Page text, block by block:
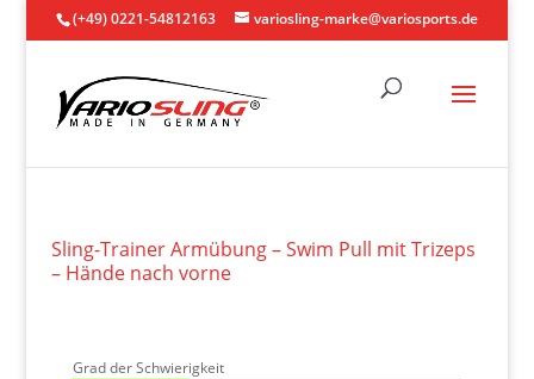
(+49) 0221-54812163 variosling-marke@variosports.de
Sling-Trainer Armübung – Swim Pull mit Trizeps
– Hände nach vorne
Grad der Schwierigkeit